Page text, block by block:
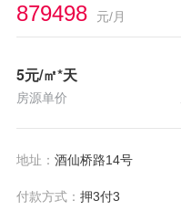
879498 元/月
5元/㎡*天
房源单价
地址： 酒仙桥路14号
付款方式： 押3付3